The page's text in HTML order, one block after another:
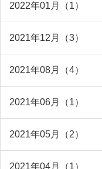
2022年01月（1）
2021年12月（3）
2021年08月（4）
2021年06月（1）
2021年05月（2）
2021年04月（1）